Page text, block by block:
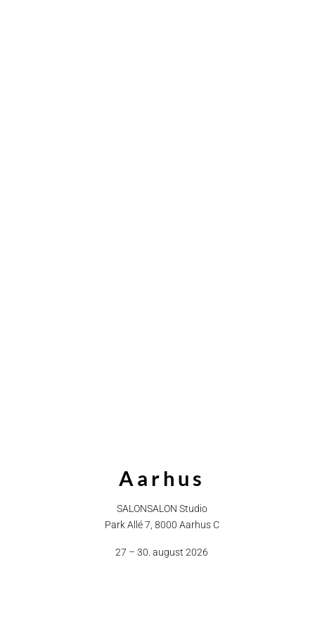
Aarhus
SALONSALON Studio
Park Allé 7, 8000 Aarhus C
27 – 30. august 2026